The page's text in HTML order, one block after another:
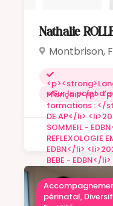
Nathalie
Montbrison,
Français</p>
formations : </
DE AP</li>
SOMMEIL -
REFLEXOLOGIE
EDBN</li>
BEBE - EDBN</
FACILITATRICE
</ul>
</p> <p>2003 -
Sur le point
périnatal,